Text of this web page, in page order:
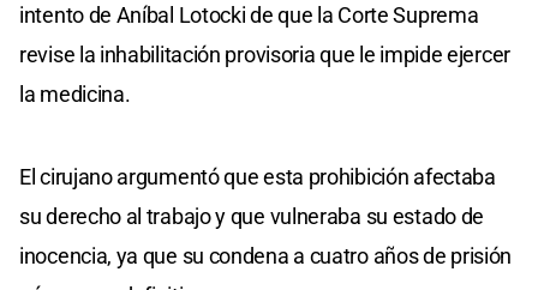
intento de Aníbal Lotocki de que la Corte Suprema
revise la inhabilitación provisoria que le impide ejercer
la medicina.
El cirujano argumentó que esta prohibición afectaba
su derecho al trabajo y que vulneraba su estado de
inocencia, ya que su condena a cuatro años de prisión